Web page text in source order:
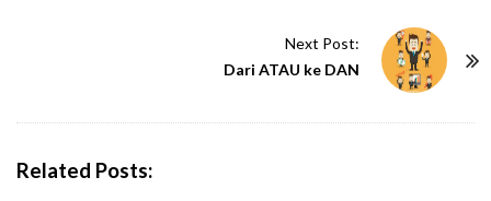
Next Post:
Dari ATAU ke DAN
Related Posts: